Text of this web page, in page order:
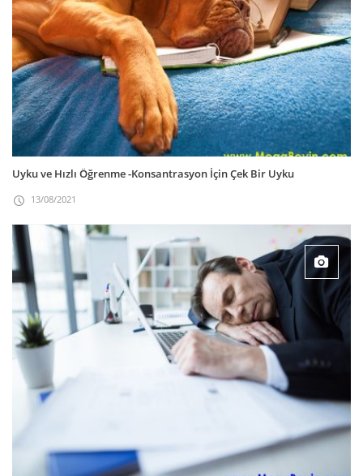
Uyku ve Hızlı Öğrenme -Konsantrasyon İçin Çek Bir Uyku
13/08/2021